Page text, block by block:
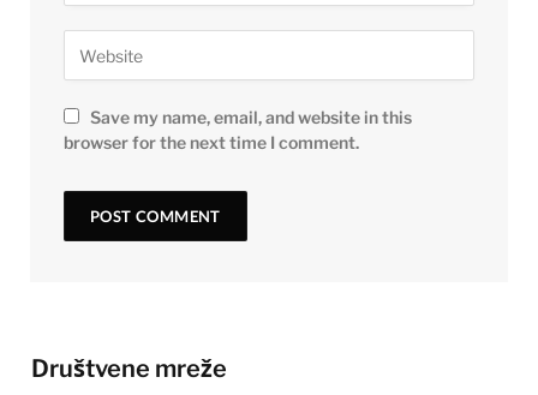
Save my name, email, and website in this
browser for the next time I comment.
Društvene mreže